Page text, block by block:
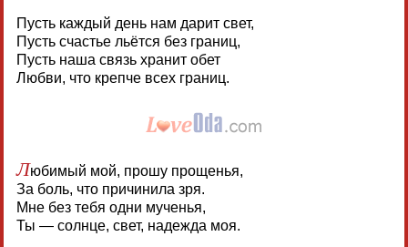
Пусть каждый день нам дарит свет,
Пусть счастье льётся без границ,
Пусть наша связь хранит обет
Любви, что крепче всех границ.
Любимый мой, прошу прощенья,
За боль, что причинила зря.
Мне без тебя одни мученья,
Ты — солнце, свет, надежда моя.